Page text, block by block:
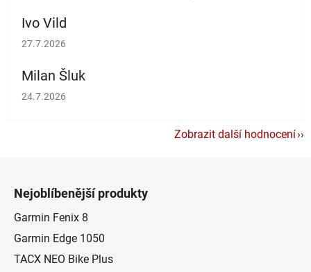
Ivo Vild
Hodnocení obchodu je 5 z 5 hvězdiček.
27.7.2026
Milan Šluk
Hodnocení obchodu je 5 z 5 hvězdiček.
24.7.2026
Zobrazit další hodnocení
Nejoblíbenější produkty
Garmin Fenix 8
Garmin Edge 1050
TACX NEO Bike Plus